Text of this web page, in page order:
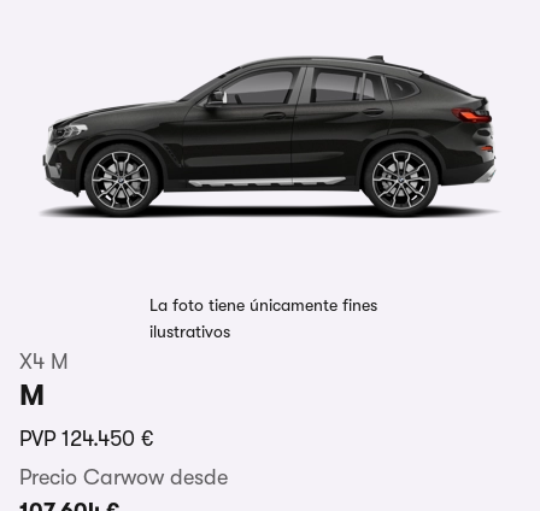
La foto tiene únicamente fines
ilustrativos
X4 M
M
PVP 124.450 €
Precio Carwow desde